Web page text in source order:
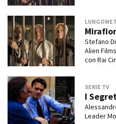
Stefano
Alien
con Rai
SERIE TV
I
Leader